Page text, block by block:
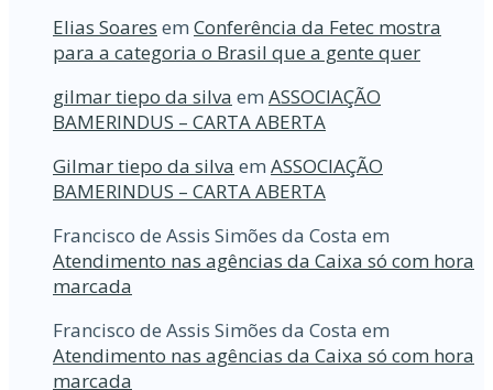
Elias Soares em Conferência da Fetec mostra
para a categoria o Brasil que a gente quer
gilmar tiepo da silva em ASSOCIAÇÃO
BAMERINDUS – CARTA ABERTA
Gilmar tiepo da silva em ASSOCIAÇÃO
BAMERINDUS – CARTA ABERTA
Francisco de Assis Simões da Costa em
Atendimento nas agências da Caixa só com hora
marcada
Francisco de Assis Simões da Costa em
Atendimento nas agências da Caixa só com hora
marcada